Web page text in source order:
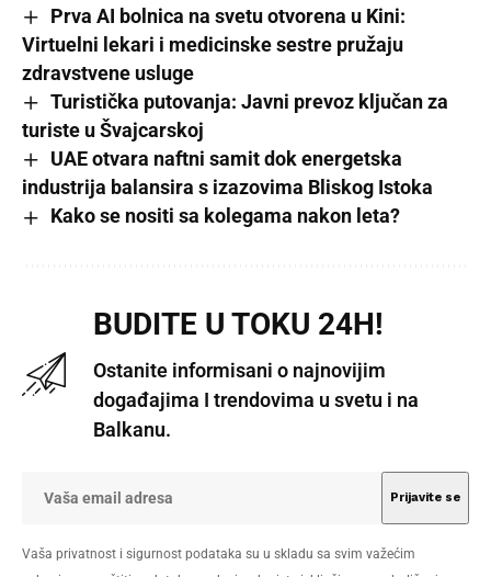
Prva AI bolnica na svetu otvorena u Kini:
Virtuelni lekari i medicinske sestre pružaju
zdravstvene usluge
Turistička putovanja: Javni prevoz ključan za
turiste u Švajcarskoj
UAE otvara naftni samit dok energetska
industrija balansira s izazovima Bliskog Istoka
Kako se nositi sa kolegama nakon leta?
BUDITE U TOKU 24H!
Ostanite informisani o najnovijim
događajima I trendovima u svetu i na
Balkanu.
Vaša privatnost i sigurnost podataka su u skladu sa svim važećim